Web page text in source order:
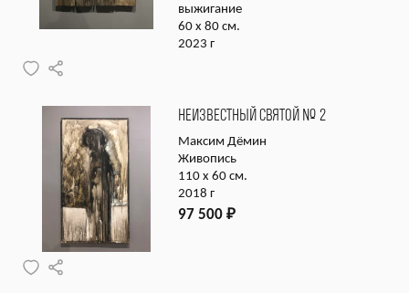
выжигание
60 х 80 см.
2023 г
НЕИЗВЕСТНЫЙ СВЯТОЙ № 2
Максим Дёмин
Живопись
110 х 60 см.
2018 г
97 500 ₽